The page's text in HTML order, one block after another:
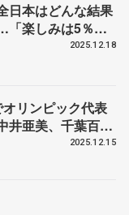
日本はどんな結果
「楽しみは5％ぐ
緊張が50％」【全
2025.12.18
リンピック代表
亜美、千葉百
本選手権展望・
2025.12.15